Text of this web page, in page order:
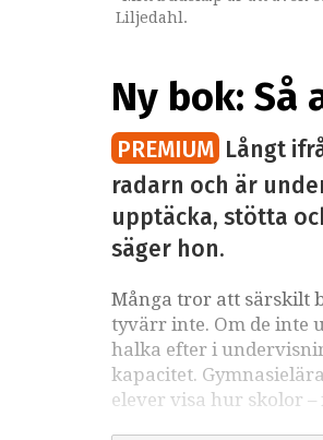
Liljedahl.
Ny bok:
PREMIUM Långt
radarn och är
upptäcka, stötta
säger hon.
Många tror att särskilt
tyvärr inte. Om de inte
halka efter i
kapacitet.
elever visa hur skolor